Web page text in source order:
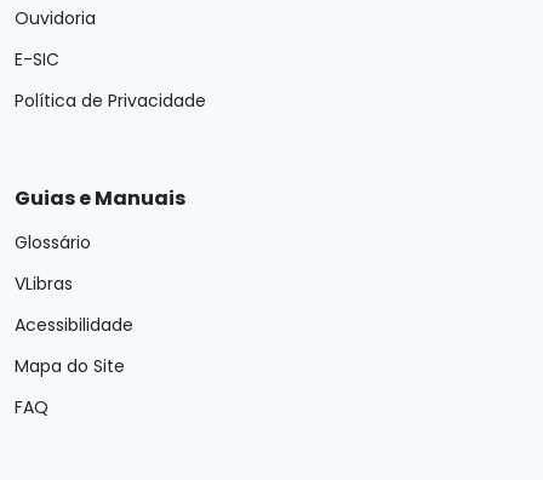
Ouvidoria
E-SIC
Política de Privacidade
Guias e Manuais
Glossário
VLibras
Acessibilidade
Mapa do Site
FAQ